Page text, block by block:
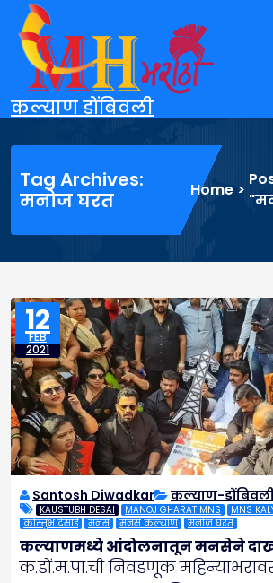
content
कल्याण डोंबिवली
Tag Archives:
मनोज घरत
Home >
12
FEB
2021
Santosh Diwadkar कल्याण-
KAUSTUBH DESAI MANOJ GHARAT MNS MNS
कौस्तुभ देसाई
मनसे मनसे कल्याण मनोज घरत
कल्याणमध्ये आंदोलनातून मनसेने
क.डों.म.पा.ची निवडणूक